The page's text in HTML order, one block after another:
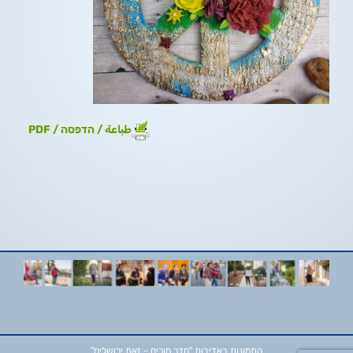
طباعة / הדפסה / PDF
התמונות באדיבות "חדר מורים - זאת ירושלים"